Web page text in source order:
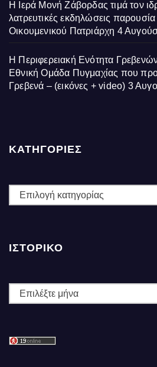
Η Ιερά Μονή Ζάβορδας τιμά τον
λατρευτικές εκδηλώσεις
Οικουμενικού Πατριάρχη 4
Η Περιφερειακή Ενότητα
Εθνική Ομάδα Πυγμαχίας που
Γρεβενά – (εικόνες + video) 3
ΚΑΤΗΓΟΡΙΕΣ
ΚΑΤΗΓΟΡΙΕΣ
ΙΣΤΟΡΙΚΌ
Ιστορικό